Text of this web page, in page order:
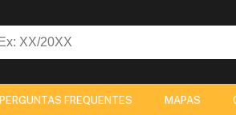
PERGUNTAS FREQUENTES MAPAS